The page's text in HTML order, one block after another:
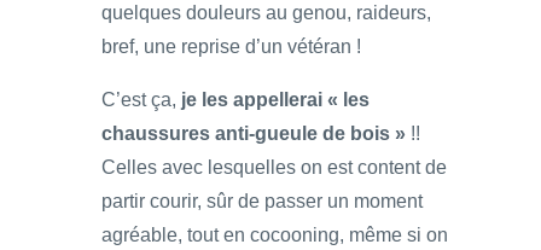
quelques douleurs au genou, raideurs,
bref, une reprise d’un vétéran !
C’est ça, je les appellerai « les
chaussures anti-gueule de bois » !!
Celles avec lesquelles on est content de
partir courir, sûr de passer un moment
agréable, tout en cocooning, même si on